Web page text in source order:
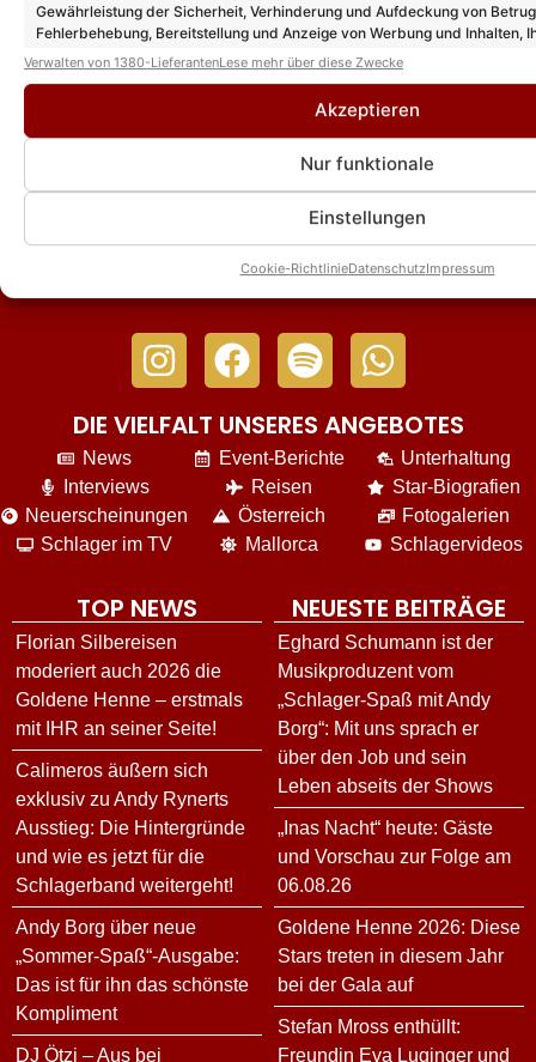
Gewährleistung der Sicherheit, Verhinderung und Aufdeckung von
Fehlerbehebung, Bereitstellung und Anzeige von Werbung und Inhalten,
Entscheidungen zum Datenschutz speichern und übermitteln.
Verwalten von 1380-LieferantenLese mehr über diese Zwecke
Akzeptieren
Nur funktionale
Einstellungen
Cookie-RichtlinieDatenschutzImpressum
Andy Borg unterbricht „Sommer-Spaß“-
Aufzeichnung – um Stefanie Hertel zu
überraschen!
DIE VIELFALT UNSERES ANGEBOTES
News
Interviews
Neuerscheinungen
Schlager im TV
Event-Berichte
Reisen
Österreich
Mallorca
Unterhaltung
Star-Biografien
Fotogalerien
Schlagervideos
TOP NEWS
Florian Silbereisen
moderiert auch 2026 die
Goldene Henne – erstmals
mit IHR an seiner Seite!
Calimeros äußern sich
exklusiv zu Andy Rynerts
Ausstieg: Die Hintergründe
und wie es jetzt für die
Schlagerband weitergeht!
Andy Borg über neue
„Sommer-Spaß“-Ausgabe:
Das ist für ihn das schönste
Kompliment
DJ Ötzi – Aus bei
NEUESTE BEITRÄGE
Eghard Schumann ist der
Musikproduzent vom
„Schlager-Spaß mit Andy
Borg“: Mit uns sprach er
über den Job und sein
Leben abseits der Shows
„Inas Nacht“ heute: Gäste
und Vorschau zur Folge am
06.08.26
Goldene Henne 2026: Diese
Stars treten in diesem Jahr
bei der Gala auf
Stefan Mross enthüllt:
Freundin Eva Luginger und